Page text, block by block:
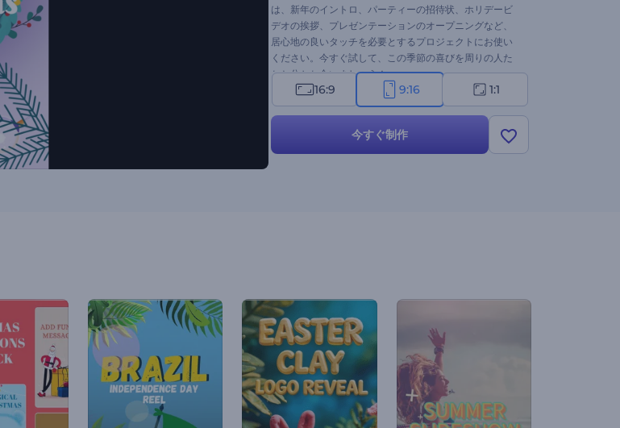
は、新年のイントロ、パーティーの招待状、ホリデービ
デオの挨拶、プレゼンテーションのオープニングなど、
居心地の良いタッチを必要とするプロジェクトにお使い
ください。今すぐ試して、この季節の喜びを周りの人た
ちと分かち合いましょう！
16:9 9:16 1:1
今すぐ制作